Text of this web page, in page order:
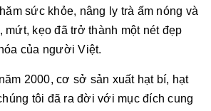
sức khỏe, nâng ly trà ấm nóng và
mứt, kẹo đã trở thành một nét đẹp
của người Việt.
2000, cơ sở sản xuất hạt bí, hạt
tôi đã ra đời với mục đích cung